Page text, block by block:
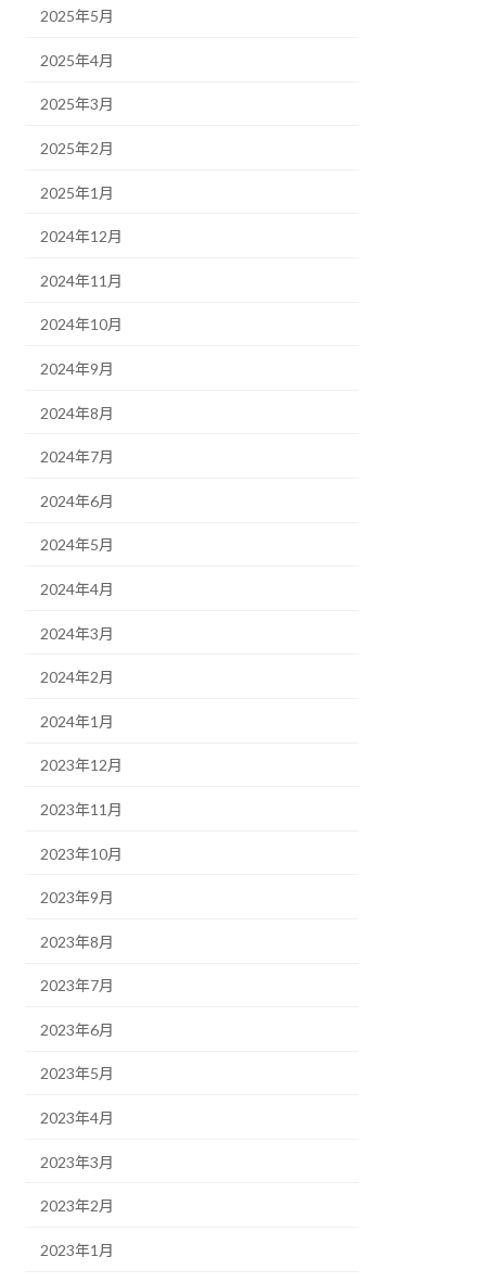
2025年5月
2025年4月
2025年3月
2025年2月
2025年1月
2024年12月
2024年11月
2024年10月
2024年9月
2024年8月
2024年7月
2024年6月
2024年5月
2024年4月
2024年3月
2024年2月
2024年1月
2023年12月
2023年11月
2023年10月
2023年9月
2023年8月
2023年7月
2023年6月
2023年5月
2023年4月
2023年3月
2023年2月
2023年1月